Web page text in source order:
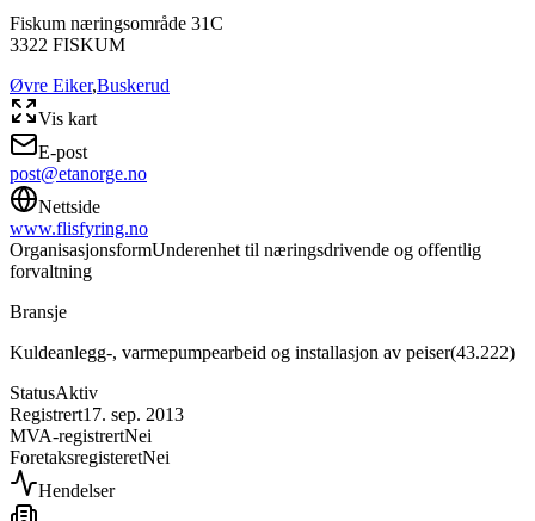
Fiskum næringsområde 31C
3322 FISKUM
Øvre Eiker,Buskerud
Vis kart
E-post
post@etanorge.no
Nettside
www.flisfyring.no
OrganisasjonsformUnderenhet til næringsdrivende og offentlig
forvaltning
Bransje
Kuldeanlegg-, varmepumpearbeid og installasjon av peiser(43.222)
StatusAktiv
Registrert17. sep. 2013
MVA-registrertNei
ForetaksregisteretNei
Hendelser